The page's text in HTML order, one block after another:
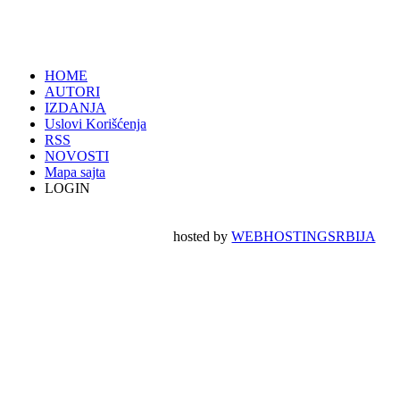
HOME
AUTORI
IZDANJA
Uslovi Korišćenja
RSS
NOVOSTI
Mapa sajta
LOGIN
hosted byWEBHOSTINGSRBIJA